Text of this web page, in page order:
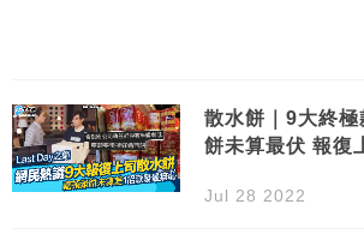
散水餅｜9大終
餅未算最伏 報復
Jul 28 2022